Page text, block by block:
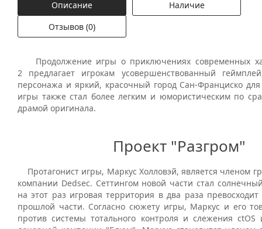
Описание
Наличие
Отзывов (0)
Продолжение игры о приключениях современных
2 предлагает игрокам усовершенствованный
персонажа и яркий, красочный город Сан-Франциско для
игры также стал более легким и юмористическим по
драмой оригинала.
Проект "Разгром"
Протагонист игры, Маркус Холловэй, является членом
компании Dedsec. Сеттингом новой части стал
на этот раз игровая территория в два раза
прошлой части. Согласно сюжету игры, Маркус и его
против системы тотального контроля и слежения